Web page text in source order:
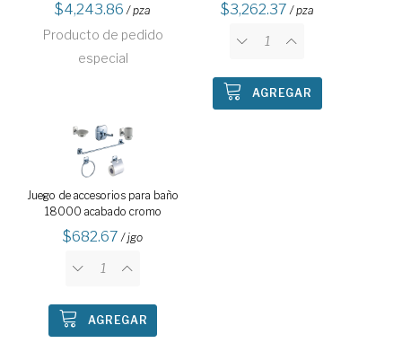
4,243.86 / pza
Producto de pedido
especial
3,262.37 / pza
AGREGAR
Juego de accesorios para baño
18000 acabado cromo
682.67 / jgo
AGREGAR